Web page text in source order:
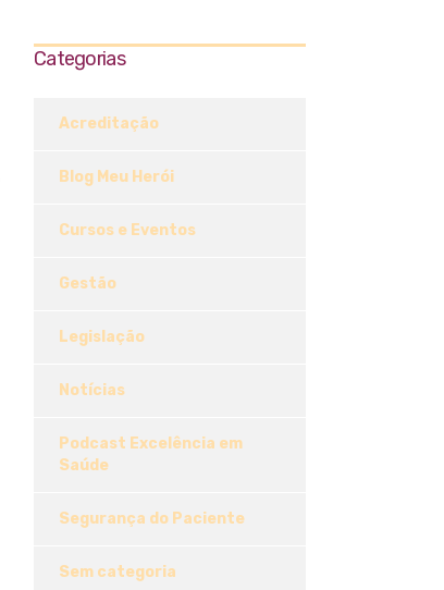
Categorias
Acreditação
Blog Meu Herói
Cursos e Eventos
Gestão
Legislação
Notícias
Podcast Excelência em
Saúde
Segurança do Paciente
Sem categoria